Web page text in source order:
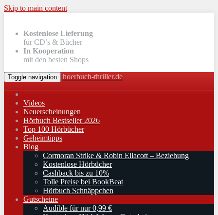
Skip to main content
Kostenlose Lieferung
für CD’s & Bücher
In Kooperation
mit den besten Shops
Toggle navigation hoerbuch-thriller.de
Videos
Neuerscheinungen
Hörbuch Bestseller 2026
Top 100 Hörbücher
Geheimtipps
Blog
Cormoran Strike & Robin Ellacott – Beziehung
Kostenlose Hörbücher
Cashback bis zu 10%
Tolle Preise bei BookBeat
Hörbuch Schnäppchen
Gutscheine
Audible für nur 0,99 €